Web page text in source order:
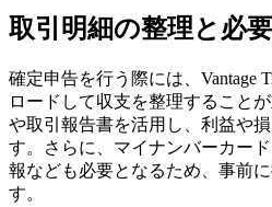
取引明細の整理と必
確定申告を行う際には、Vantage
ロードして収支を整理すること
や取引報告書を活用し、利益や
す。さらに、マイナンバーカー
報なども必要となるため、事前
す。